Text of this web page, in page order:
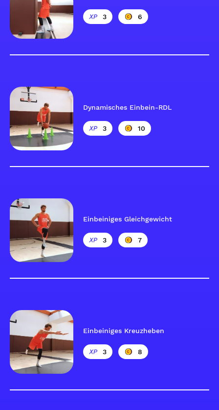
3 6
Dynamisches Einbein-RDL
3 10
Einbeiniges Gleichgewicht
3 7
Einbeiniges Kreuzheben
3 8